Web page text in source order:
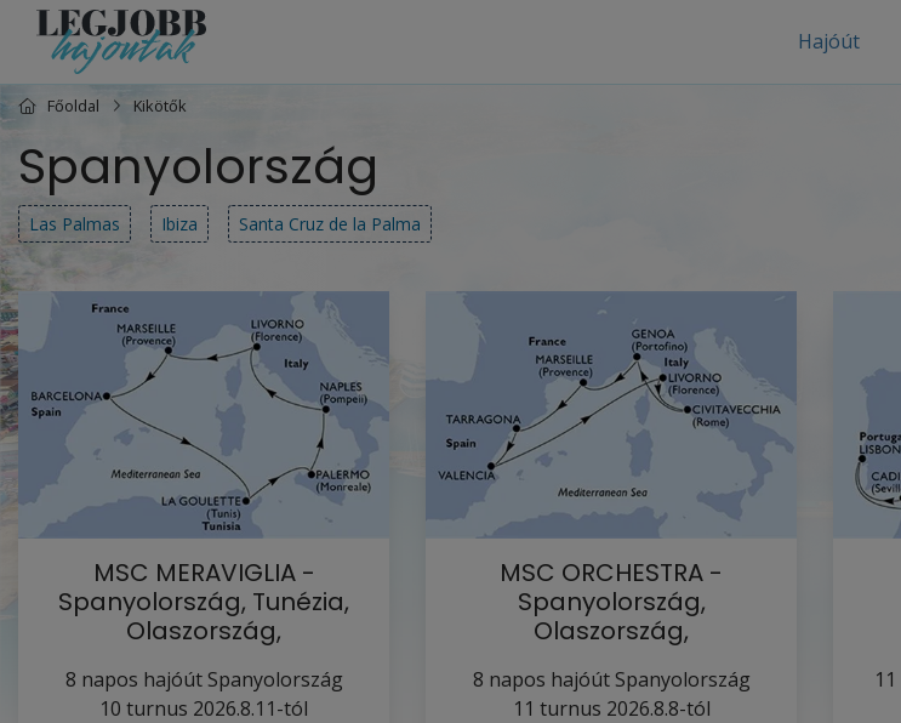
Hajóút
Főoldal Kikötők
Spanyolország
Las Palmas Ibiza Santa Cruz de la Palma
MSC MERAVIGLIA -
Spanyolország, Tunézia,
Olaszország,
8 napos hajóút Spanyolország
10 turnus 2026.8.11-tól
MSC ORCHESTRA -
Spanyolország,
Olaszország,
Valencia…
8 napos hajóút Spanyolország
11 turnus 2026.8.8-tól
11